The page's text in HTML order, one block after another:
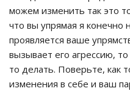
можем изменить так это
что вы упрямая я конечно
проявляется ваше
вызывает его агрессию,
то делать. Поверьте, как
изменения в себе и ваш